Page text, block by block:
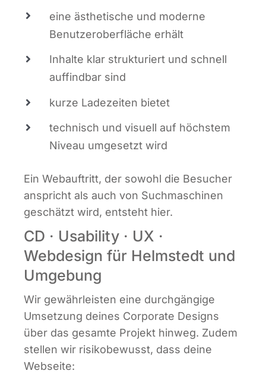
eine ästhe­ti­sche und moder­ne
Benut­zer­ober­flä­che erhält
Inhal­te klar struk­tu­riert und schnell
auf­find­bar sind
kur­ze Lade­zei­ten bietet
tech­nisch und visu­ell auf höchs­tem
Niveau umge­setzt wird
Ein Web­auf­tritt, der sowohl die Besu­cher
anspricht als auch von Such­ma­schi­nen
geschätzt wird, ent­steht hier.
CD · Usability · UX ·
Webdesign für Helmstedt und
Umgebung
Wir gewähr­leis­ten eine durch­gän­gi­ge
Umset­zung dei­nes Cor­po­ra­te Designs
über das gesam­te Pro­jekt hin­weg. Zudem
stel­len wir risi­ko­be­wusst, dass dei­ne
Webseite: